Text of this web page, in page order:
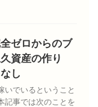
ゼロからのブ
資産の作り
し
いでいるということ
記事では次のことを